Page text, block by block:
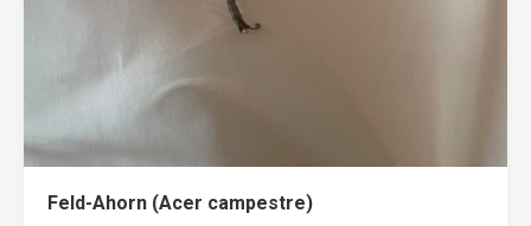
Feld-Ahorn (Acer campestre)